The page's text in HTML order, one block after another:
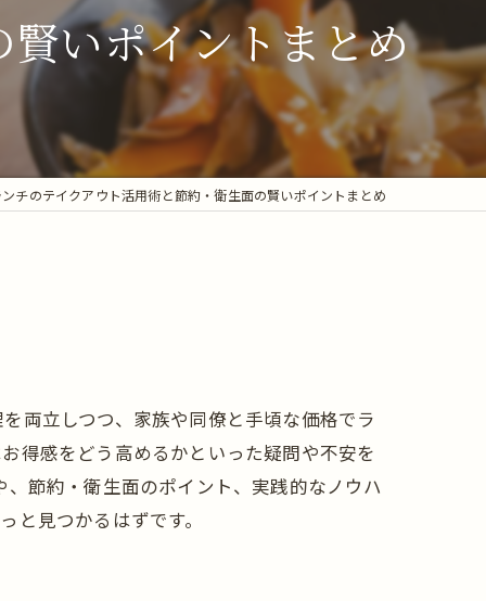
お弁当
女子会
いポイントまとめ
ンチのテイクアウト活用術と節約・衛生面の賢いポイントまとめ
両立しつつ、家族や同僚と手頃な価格でラ
得感をどう高めるかといった疑問や不安を
節約・衛生面のポイント、実践的なノウハ
見つかるはずです。